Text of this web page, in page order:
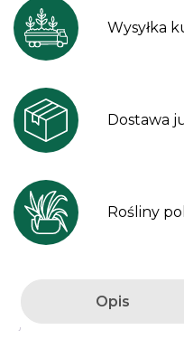
Wysyłka
Dostawa
Rośliny
Opis